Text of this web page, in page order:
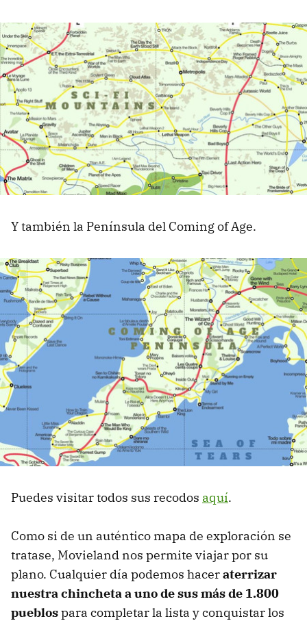
Y también la Península del Coming of Age.
Puedes visitar todos sus recodos aquí.
Como si de un auténtico mapa de exploración se
tratase, Movieland nos permite viajar por su
plano. Cualquier día podemos haceraterrizar
nuestra chincheta a uno de sus más de 1.800
pueblospara completar la lista y conquistar los